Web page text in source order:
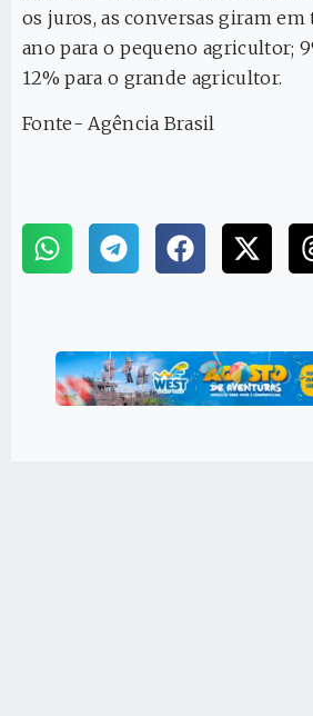
os juros, as conversas giram em
ano para o pequeno agricultor;
12% para o grande agricultor.
Fonte- Agência Brasil